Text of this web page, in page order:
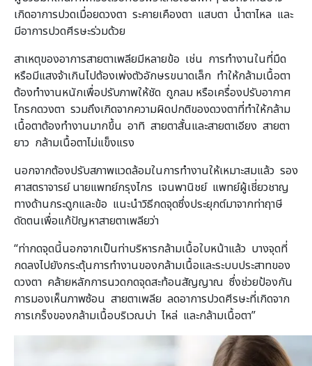
เกิดอาการปวดเมื่อยดวงตา ระคายเคืองตา แสบตา น้ำตาไหล และ
มีอาการปวดศีรษะร่วมด้วย
สาเหตุของอาการสายตาเพลียมีหลายข้อ เช่น การทำงานในที่มืด
หรือมีแสงจ้าเกินไปต้องเพ่งตัวอักษรขนาดเล็ก ทำให้กล้ามเนื้อตา
ต้องทำงานหนักเพื่อปรับภาพให้ชัด ถูกลม หรือเครื่องปรับอากาศ
โกรกดวงตา รวมถึงเกิดจากความผิดปกติของดวงตาที่ทำให้กล้าม
เนื้อตาต้องทำงานมากขึ้น อาทิ สายตาสั้นและสายตาเอียง สายตา
ยาว กล้ามเนื้อตาไม่แข็งแรง
นอกจากต้องปรับสภาพแวดล้อมในการทำงานให้เหมาะสมแล้ว รอง
ศาสตราจารย์ นายแพทย์กรุงไกร เจนพานิชย์ แพทย์ผู้เชี่ยวชาญ
ทางด้านกระดูกและข้อ แนะนำวิธีกดจุดซึ่งประยุกต์มาจากท่าฤาษี
ดัดตนเพื่อแก้ปัญหาสายตาเพลียว่า
“ท่ากดจุดนี้นอกจากเป็นท่าบริหารกล้ามเนื้อใบหน้าแล้ว บางจุดที่
กดลงไปยังกระตุ้นการทำงานของกล้ามเนื้อและระบบประสาทของ
ดวงตา คล้ายหลักการนวดกดจุดสะท้อนสัญญาณ ซึ่งช่วยป้องกัน
การมองเห็นภาพซ้อน สายตาเพลีย ลดอาการปวดศีรษะที่เกิดจาก
การเกร็งของกล้ามเนื้อบริเวณบ่า ไหล่ และกล้ามเนื้อตา”